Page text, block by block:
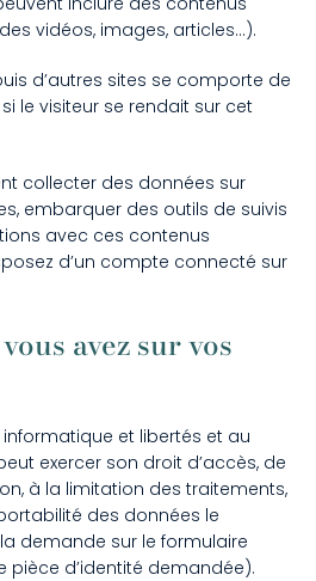
vidéos, images, articles…).
d’autres sites se comporte de
le visiteur se rendait sur cet
collecter des données sur
embarquer des outils de suivis
avec ces contenus
d’un compte connecté sur
avez sur vos
et libertés et au
exercer son droit d’accès, de
à la limitation des traitements,
des données le
demande sur le formulaire
pièce d’identité demandée).